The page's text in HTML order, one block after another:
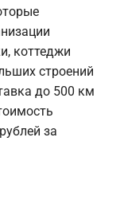
коттеджи
строений
до 500 км
за